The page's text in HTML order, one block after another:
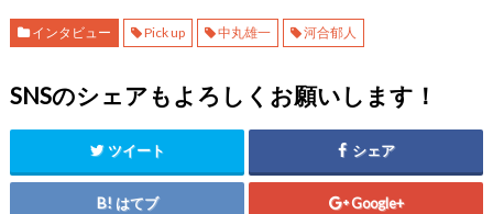
インタビュー Pick up 中丸雄一 河合郁人
SNSのシェアもよろしくお願いします！
ツイート シェア
はてブ Google+